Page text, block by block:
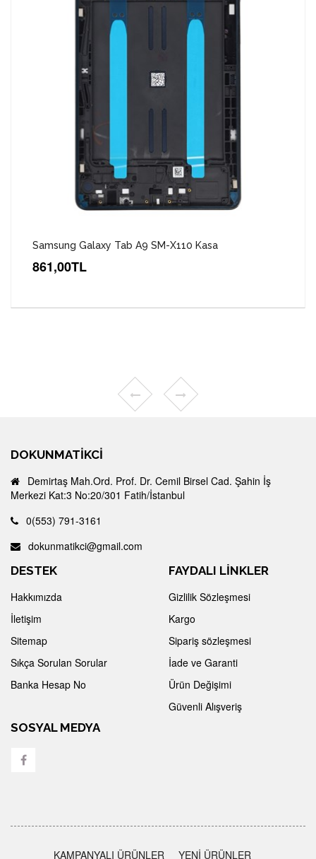
Samsung Galaxy Tab A9 SM-X110 Kasa
861,00TL
DOKUNMATIKCI
Demirtaş Mah.Ord. Prof. Dr. Cemil Birsel Cad. Şahin İş
Merkezi Kat:3 No:20/301 Fatih/İstanbul
0(553) 791-3161
dokunmatikci@gmail.com
DESTEK
Hakkımızda
İletişim
Sitemap
Sıkça Sorulan Sorular
Banka Hesap No
FAYDALI LİNKLER
Gizlilik Sözleşmesi
Kargo
Sipariş sözleşmesi
İade ve Garanti
Ürün Değişimi
Güvenli Alışveriş
SOSYAL MEDYA
KAMPANYALI ÜRÜNLER YENİ ÜRÜNLER